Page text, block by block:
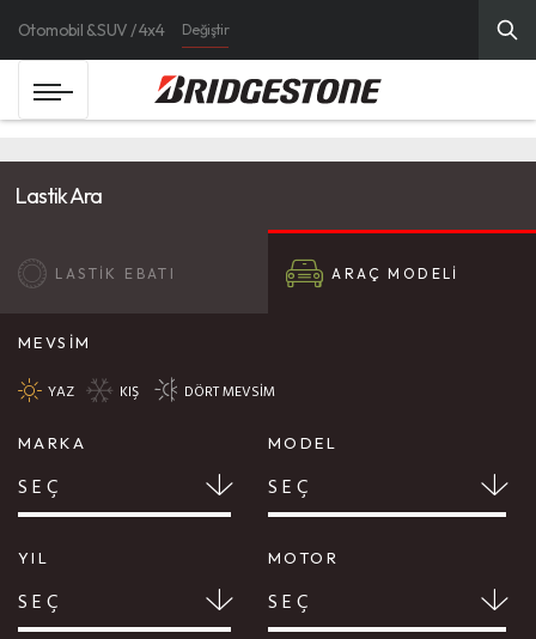
Otomobil & SUV / 4x4 Değiştir
Lastik Ara
LASTİK EBATI ARAÇ MODELİ
MEVSİM
YAZ KIŞ DÖRT MEVSİM
MARKA
SEÇ
MODEL
SEÇ
YIL
SEÇ
MOTOR
SEÇ